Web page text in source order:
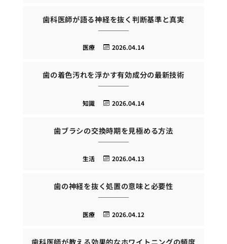
歯科医師が語る神経を抜く判断基準と真実
2026.04.14
医療
歯の着色汚れを浮かす有効成分の最新技術
2026.04.14
知識
歯ブラシの交換時期を見極める方法
2026.04.13
生活
歯の神経を抜く処置の意味と必要性
2026.04.12
医療
歯科医師が教える効果的なホワイトニングの頻度